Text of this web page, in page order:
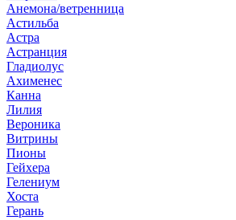
Анемона/ветренница
Астильба
Астра
Астранция
Гладиолус
Ахименес
Канна
Лилия
Вероника
Витрины
Пионы
Гейхера
Гелениум
Хоста
Герань